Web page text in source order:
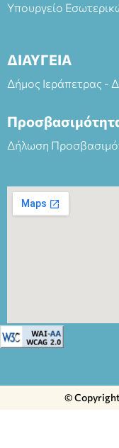
Υπουργείο
ΔΙΑΥΓΕΙΑ
Δήμος Ιεράπετρας -
Δήλωση
©